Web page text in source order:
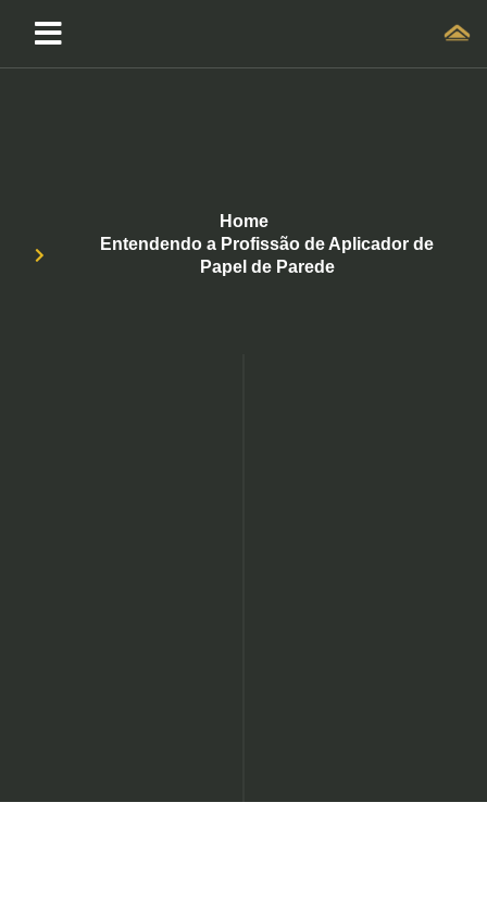
Home
Entendendo a Profissão de Aplicador de
Papel de Parede